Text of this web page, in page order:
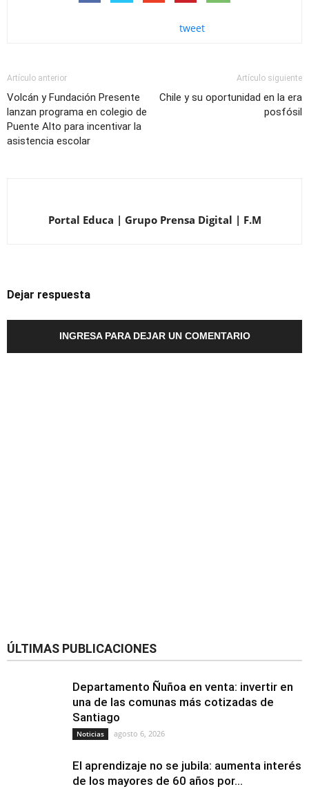
tweet
Artículo anterior
Volcán y Fundación Presente
lanzan programa en colegio de
Puente Alto para incentivar la
asistencia escolar
Artículo siguiente
Chile y su oportunidad en la era
posfósil
Portal Educa | Grupo Prensa Digital | F.M
Dejar respuesta
INGRESA PARA DEJAR UN COMENTARIO
ÚLTIMAS PUBLICACIONES
Departamento Ñuñoa en venta: invertir en
una de las comunas más cotizadas de
Santiago
Noticias agosto 6, 2026
El aprendizaje no se jubila: aumenta interés
de los mayores de 60 años por...